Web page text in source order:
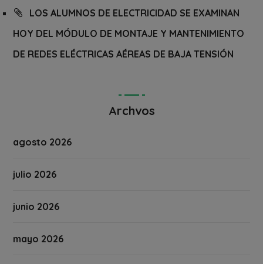
LOS ALUMNOS DE ELECTRICIDAD SE EXAMINAN
HOY DEL MÓDULO DE MONTAJE Y MANTENIMIENTO
DE REDES ELÉCTRICAS AÉREAS DE BAJA TENSIÓN
Archvos
agosto 2026
julio 2026
junio 2026
mayo 2026